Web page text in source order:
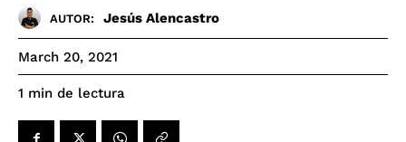
AUTOR: Jesús Alencastro
March 20, 2021
1 min de lectura